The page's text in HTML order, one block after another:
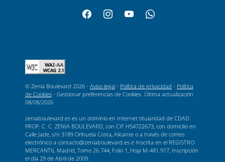
© Zenia Boulevard 2026 - Aviso legal - Política de privacidad - Política
de Cookies - Gestionar preferencias de Cookies . Última actualización
08/08/2026
zeniaboulevard.es es un dominio en Internet titularidad de CDAD.
PROP. C. C. ZENIA BOULEVARD, con CIF H54722673, con domicilio en
Calle Jade, s/n 3189 Orihuela Costa, Alicante o a través de correo
electrónico a contacto@zeniaboulevard.es e Inscrita en el REGISTRO
MERCANTIL Madrid, Tomo 26.744, Folio 1, Hoja M-481.917, Inscripción
el día 29 de Abril de 2009.